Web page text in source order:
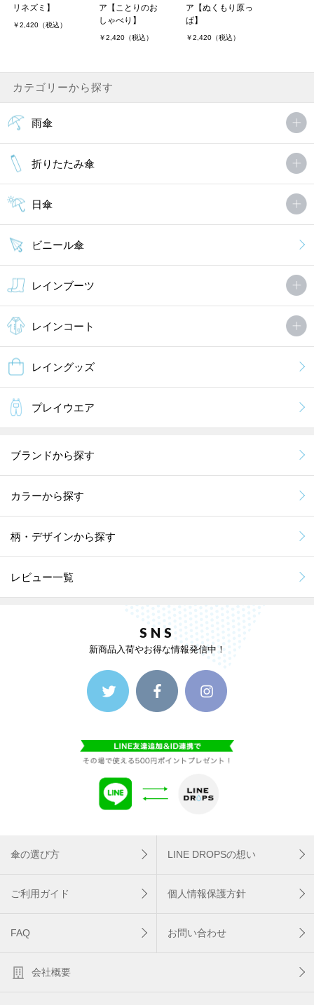
リネズミ】
￥2,420（税込）
ア【ことりのお
しゃべり】
￥2,420（税込）
ア【ぬくもり原っ
ぱ】
￥2,420（税込）
カテゴリーから探す
雨傘
折りたたみ傘
日傘
ビニール傘
レインブーツ
レインコート
レイングッズ
プレイウエア
ブランドから探す
カラーから探す
柄・デザインから探す
レビュー一覧
SNS
新商品入荷やお得な情報発信中！
傘の選び方 LINE DROPSの想い
ご利用ガイド 個人情報保護方針
FAQ お問い合わせ
会社概要